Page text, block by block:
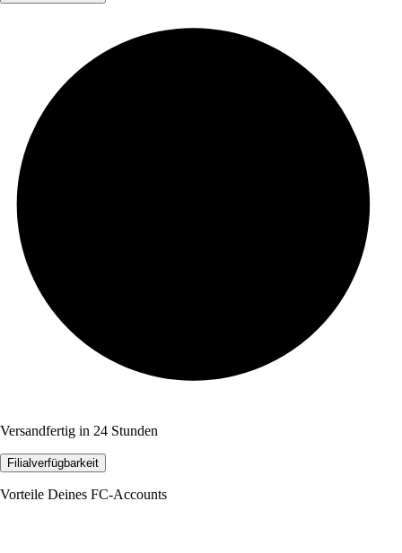
Versandfertig in 24 Stunden
Filialverfügbarkeit
Vorteile Deines FC-Accounts